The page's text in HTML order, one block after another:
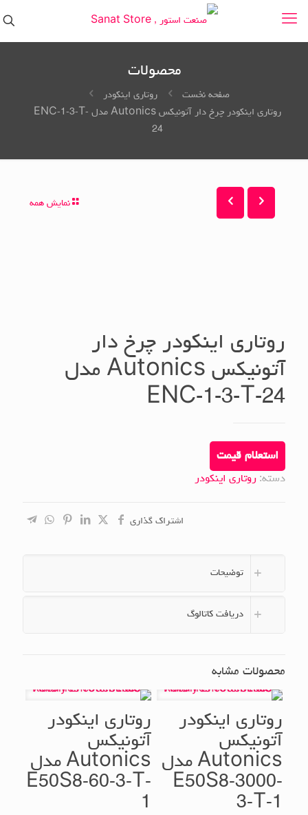
محصولات
صفحه نخست
روتاری اینکودر
روتاری اینکودر چرخ دار آتونیکس Autonics مدل ENC-1-3-T-
24
نمایش همه
روتاری اینکودر چرخ دار
آتونیکس Autonics مدل
ENC-1-3-T-24
استعلام قیمت
دسته: روتاری اینکودر
اشتراک گذاری
توضیحات
دریافت کاتالوگ
محصولات مشابه
روتاری اینکودر
آتونیکس
Autonics مدل
E50S8-3000-
3-T-1
روتاری اینکودر
آتونیکس
Autonics مدل
E50S8-60-3-T-
1